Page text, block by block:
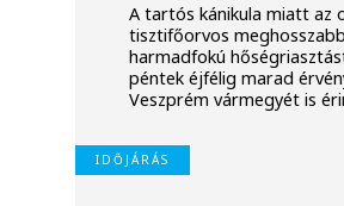
A tartós kánikula miatt az
tisztifőorvos
harmadfokú
péntek éjfélig marad
Veszprém vármegyét is
IDŐJÁRÁS